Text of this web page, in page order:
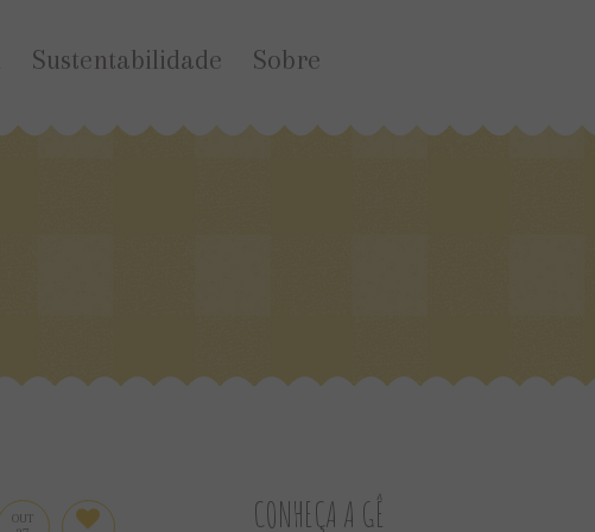
Sustentabilidade Sobre
OUT CONHEÇA A GÊ